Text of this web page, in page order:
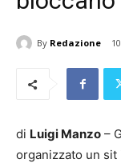
By Redazione
di Luigi Manzo –
organizzato un